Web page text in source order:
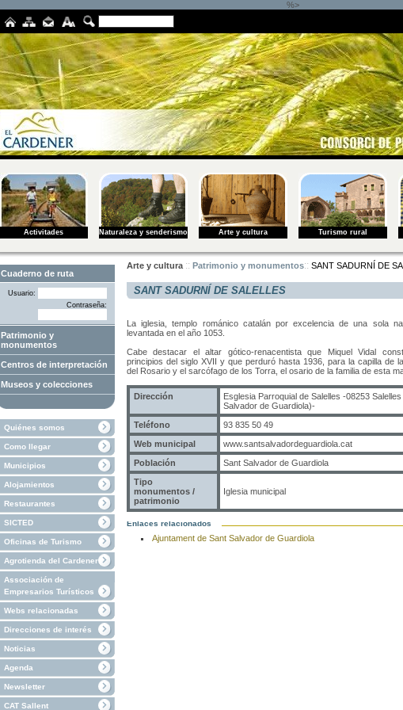
%>
Activitades Naturaleza y senderismo Arte y cultura Turismo rural
Usuario:
Contraseña:
Patrimonio y
monumentos
Centros de interpretación
Museos y colecciones
Quiénes somos
Como llegar
Municipios
Alojamientos
Restaurantes
SICTED
Oficinas de Turismo
Agrotienda del Cardener
Associación de
Empresarios Turísticos
Webs relacionadas
Direcciones de interés
Noticias
Agenda
Newsletter
CAT Sallent
Arte y cultura :: Patrimonio y monumentos:: SANT SADURNÍ DE
SANT SADURNÍ DE SALELLES
La iglesia
templo románico catalán por excelencia de una sola
levantada en el año 1053
Cabe destacar
el altar gótico-renacentista que Miquel Vidal
principios del siglo XVII y que perduró hasta 1936 para la capilla de
del Rosario y el sarcófago de los Torra el osario de la familia de esta
Dirección
Esglesia Parroquial de Salelles -08253
Salvador de Guardiola)-
Teléfono
93 835 50 49
Web municipal
www.santsalvadordeguardiola.cat
Población
Sant Salvador de Guardiola
Tipo
monumentos /
patrimonio
Iglesia municipal
Enlaces relacionados
Ajuntament de Sant Salvador de Guardiola